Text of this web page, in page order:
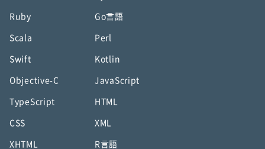
Ruby Go言語
Scala Perl
Swift Kotlin
Objective-C JavaScript
TypeScript HTML
CSS XML
XHTML R言語